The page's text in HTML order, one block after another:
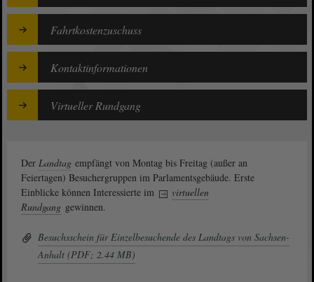
Fahrtkostenzuschuss
Kontaktinformationen
Virtueller Rundgang
Der Landtag empfängt von Montag bis Freitag (außer an
Feiertagen) Besuchergruppen im Parlamentsgebäude. Erste
Einblicke können Interessierte im
virtuellen
Rundgang gewinnen.
Besuchsschein für Einzelbesuchende des Landtags von Sachsen-
Anhalt (PDF; 2.44 MB)